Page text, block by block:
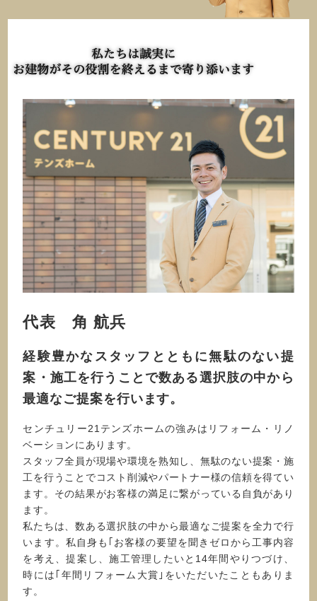
代表 角 航兵
経験豊かなスタッフとともに無駄のない提
案・施⼯を⾏うことで数ある選択肢の中から
最適なご提案を⾏います。
センチュリー21テンズホームの強みはリフォーム・リノ
ベーションにあります。
スタッフ全員が現場や環境を熟知し、無駄のない提案・施
⼯を⾏うことでコスト削減やパートナー様の信頼を得てい
ます。その結果がお客様の満⾜に繋がっている⾃負があり
ます。
私たちは、数ある選択肢の中から最適なご提案を全⼒で⾏
います。私⾃⾝も｢お客様の要望を聞きゼロから⼯事内容
を考え、提案し、施⼯管理したいと14年間やりつづけ、
時には｢年間リフォーム⼤賞｣をいただいたこともありま
す。